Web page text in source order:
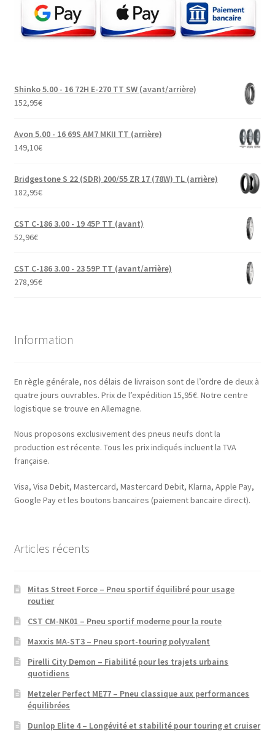
Shinko 5.00 - 16 72H E-270 TT SW (avant/arrière)
152,95€
Avon 5.00 - 16 69S AM7 MKII TT (arrière)
149,10€
Bridgestone S 22 (SDR) 200/55 ZR 17 (78W) TL (arrière)
182,95€
CST C-186 3.00 - 19 45P TT (avant)
52,96€
CST C-186 3.00 - 23 59P TT (avant/arrière)
278,95€
Information
En règle générale, nos délais de livraison sont de l’ordre de deux à
quatre jours ouvrables. Prix de l’expédition 15,95€. Notre centre
logistique se trouve en Allemagne.
Nous proposons exclusivement des pneus neufs dont la
production est récente. Tous les prix indiqués incluent la TVA
française.
Visa, Visa Debit, Mastercard, Mastercard Debit, Klarna, Apple Pay,
Google Pay et les boutons bancaires (paiement bancaire direct).
Articles récents
Mitas Street Force – Pneu sportif équilibré pour usage
routier
CST CM-NK01 – Pneu sportif moderne pour la route
Maxxis MA-ST3 – Pneu sport-touring polyvalent
Pirelli City Demon – Fiabilité pour les trajets urbains
quotidiens
Metzeler Perfect ME77 – Pneu classique aux performances
équilibrées
Dunlop Elite 4 – Longévité et stabilité pour touring et cruiser